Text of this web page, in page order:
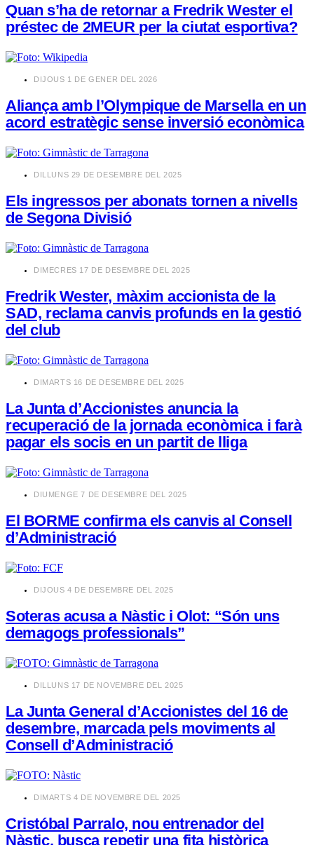
Quan s’ha de retornar a Fredrik Wester el
préstec de 2MEUR per la ciutat esportiva?
​DIJOUS 1 DE GENER DEL 2026
Aliança amb l’Olympique de Marsella en un
acord estratègic sense inversió econòmica
​DILLUNS 29 DE DESEMBRE DEL 2025
Els ingressos per abonats tornen a nivells
de Segona Divisió
​DIMECRES 17 DE DESEMBRE DEL 2025
Fredrik Wester, màxim accionista de la
SAD, reclama canvis profunds en la gestió
del club
​DIMARTS 16 DE DESEMBRE DEL 2025
La Junta d’Accionistes anuncia la
recuperació de la jornada econòmica i farà
pagar els socis en un partit de lliga
​DIUMENGE 7 DE DESEMBRE DEL 2025
El BORME confirma els canvis al Consell
d’Administració
​DIJOUS 4 DE DESEMBRE DEL 2025
Soteras acusa a Nàstic i Olot: “Són uns
demagogs professionals”
​DILLUNS 17 DE NOVEMBRE DEL 2025
La Junta General d’Accionistes del 16 de
desembre, marcada pels moviments al
Consell d’Administració
​DIMARTS 4 DE NOVEMBRE DEL 2025
Cristóbal Parralo, nou entrenador del
Nàstic, busca repetir una fita històrica